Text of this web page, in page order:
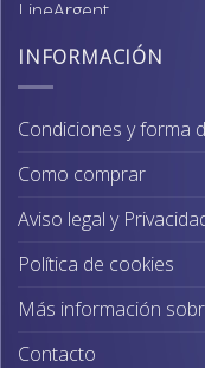
INFORMACIÓN
Condiciones y forma
Como comprar
Aviso legal y
Política de cookies
Más información
Contacto